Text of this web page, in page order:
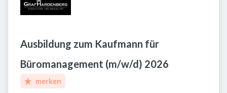
Ausbildung zum Kaufmann für
Büromanagement (m/w/d) 2026
merken